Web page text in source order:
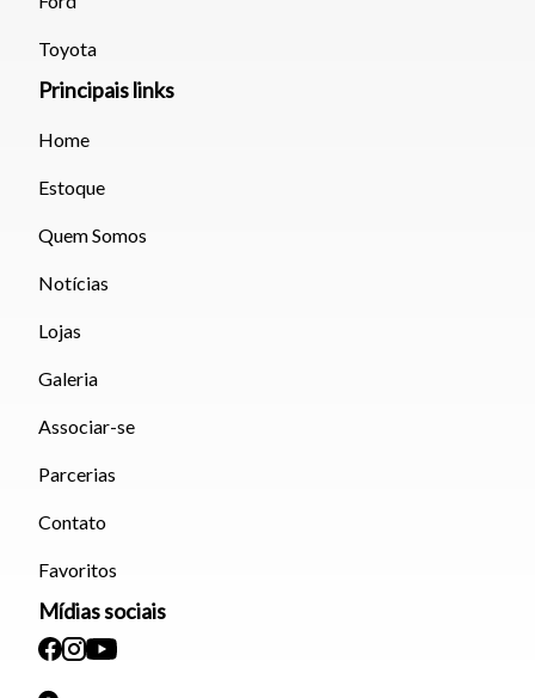
Toyota
Principais links
Home
Estoque
Quem Somos
Notícias
Lojas
Galeria
Associar-se
Parcerias
Contato
Favoritos
Mídias sociais